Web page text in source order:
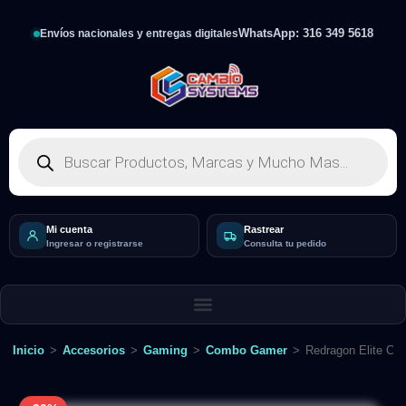
Envíos nacionales y entregas digitalesWhatsApp: 316 349 5618
Mi cuenta
Ingresar o registrarse
Rastrear
Consulta tu pedido
Inicio > Accesorios > Gaming > Combo Gamer > Redragon Elite